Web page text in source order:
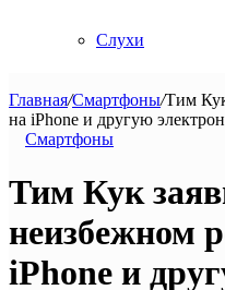
Слухи
Главная/Смартфоны/Тим
на iPhone и другую
Смартфоны
Тим Кук
неизбежном
iPhone и